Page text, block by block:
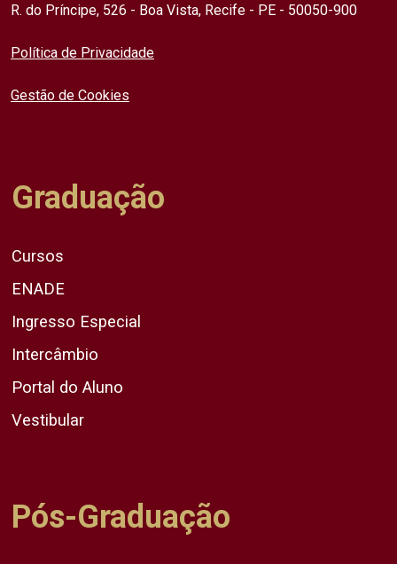
R. do Príncipe, 526 - Boa Vista, Recife - PE - 50050-900
Política de Privacidade
Gestão de Cookies
Graduação
Cursos
ENADE
Ingresso Especial
Intercâmbio
Portal do Aluno
Vestibular
Pós-Graduação